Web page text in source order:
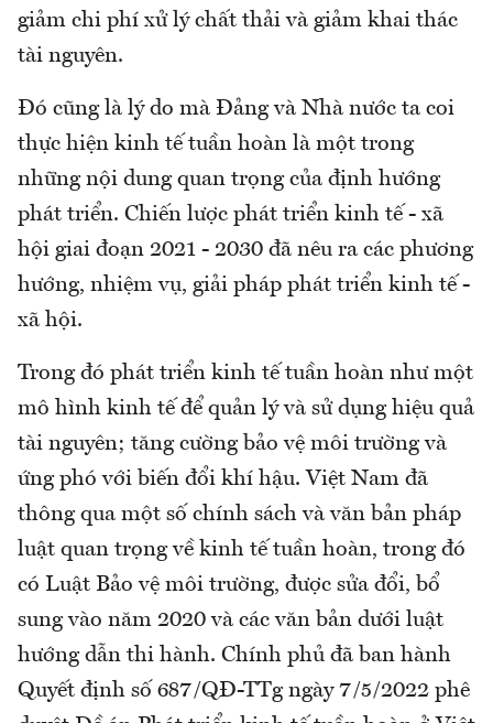
giảm chi phí xử lý chất thải và giảm khai thác
tài nguyên.
Đó cũng là lý do mà Đảng và Nhà nước ta coi
thực hiện kinh tế tuần hoàn là một trong
những nội dung quan trọng của định hướng
phát triển. Chiến lược phát triển kinh tế - xã
hội giai đoạn 2021 - 2030 đã nêu ra các phương
hướng, nhiệm vụ, giải pháp phát triển kinh tế -
xã hội.
Trong đó phát triển kinh tế tuần hoàn như một
mô hình kinh tế để quản lý và sử dụng hiệu quả
tài nguyên; tăng cường bảo vệ môi trường và
ứng phó với biến đổi khí hậu. Việt Nam đã
thông qua một số chính sách và văn bản pháp
luật quan trọng về kinh tế tuần hoàn, trong đó
có Luật Bảo vệ môi trường, được sửa đổi, bổ
sung vào năm 2020 và các văn bản dưới luật
hướng dẫn thi hành. Chính phủ đã ban hành
Quyết định số 687/QĐ-TTg ngày 7/5/2022 phê